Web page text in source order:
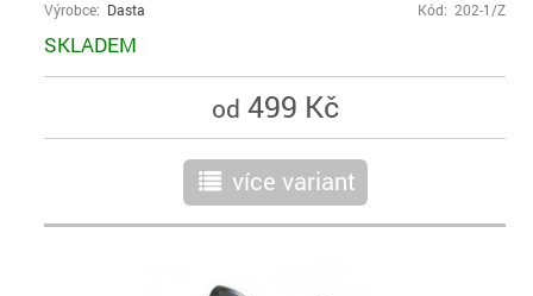
Výrobce: Dasta Kód: 202-1/Z
SKLADEM
od 499 Kč
r více variant